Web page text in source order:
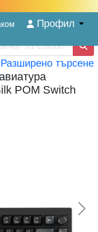
Профил
Разширено търсене
POM Switch